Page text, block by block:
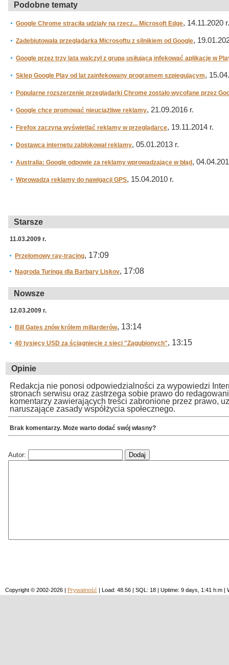
Podobne tematy
Google Chrome straciła udziały na rzecz... Microsoft Edge, 14.11.2020 r.
Zadebiutowała przeglądarka Microsoftu z silnikiem od Google,
Google przez trzy lata walczył z grupą usiłującą infekować aplikacje w
Sklep Google Play od lat zainfekowany programem szpiegującym,
Popularne rozszerzenie przeglądarki Chrome zostało wycofane przez
Google chce promować nieuciążliwe reklamy, 21.09.2016 r.
Firefox zaczyna wyświetlać reklamy w przeglądarce, 19.11.2014 r.
Dostawca internetu zablokował reklamy, 05.01.2013 r.
Australia: Google odpowie za reklamy wprowadzające w błąd ,
Wprowadzą reklamy do nawigacji GPS, 15.04.2010 r.
Starsze
11.03.2009 r.
Przełomowy ray-tracing, 17:09
Nagroda Turinga dla Barbary Liskov, 17:08
Nowsze
12.03.2009 r.
Bill Gates znów królem miliarderów, 13:14
40 tysięcy USD za ściągnięcie z sieci "Zagubionych", 13:15
Opinie
Redakcja nie ponosi odpowiedzialności za wypowiedzi
stronach serwisu oraz zastrzega sobie prawo do
komentarzy zawierających treści zabronione przez prawo,
naruszające zasady współżycia społecznego.
Brak komentarzy. Może warto dodać swój własny?
Autor:
Copyright © 2002-2026 | Prywatność | Load: 48.56 | SQL: 18 | Uptime: 9 days, 1:41 h:m